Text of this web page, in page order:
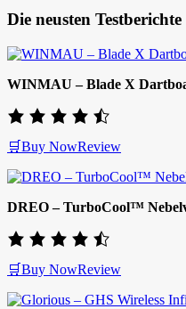
Die neusten Testberichte
WINMAU – Blade X
🛒Buy NowReview
DREO – TurboCool™
🛒Buy NowReview